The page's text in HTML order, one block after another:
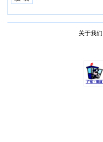
关于我们